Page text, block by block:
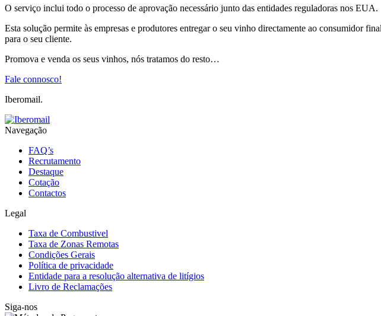
O serviço inclui todo o processo de aprovação necessário junto das entidades reguladoras nos EUA.
Esta solução permite às empresas e produtores entregar o seu vinho directamente ao consumidor
para o seu cliente.
Promova e venda os seus vinhos, nós tratamos do resto…
Fale connosco!
Iberomail.
Navegação
FAQ’s
Recrutamento
Destaque
Cotação
Contactos
Legal
Taxa de Combustivel
Taxa de Zonas Remotas
Condições Gerais
Política de privacidade
Entidade para a resolução alternativa de litígios
Livro de Reclamações
Siga-nos